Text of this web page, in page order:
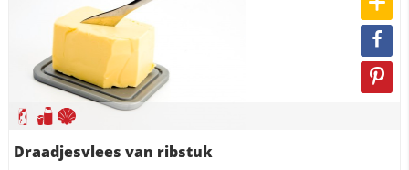
Draadjesvlees van ribstuk